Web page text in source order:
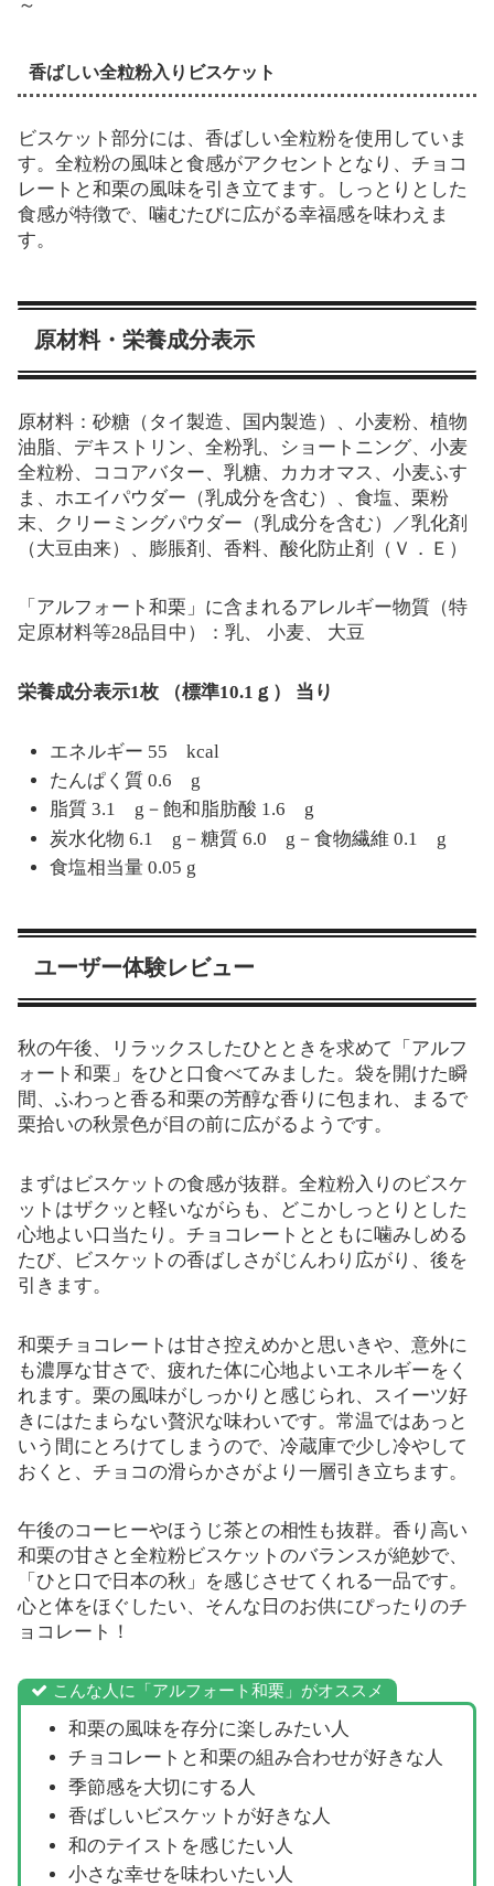
～
香ばしい全粒粉入りビスケット
ビスケット部分には、香ばしい全粒粉を使用していま
す。全粒粉の風味と食感がアクセントとなり、チョコ
レートと和栗の風味を引き立てます。しっとりとした
食感が特徴で、噛むたびに広がる幸福感を味わえま
す。
原材料・栄養成分表示
原材料：砂糖（タイ製造、国内製造）、小麦粉、植物
油脂、デキストリン、全粉乳、ショートニング、小麦
全粒粉、ココアバター、乳糖、カカオマス、小麦ふす
ま、ホエイパウダー（乳成分を含む）、食塩、栗粉
末、クリーミングパウダー（乳成分を含む）／乳化剤
（大豆由来）、膨脹剤、香料、酸化防止剤（Ｖ．Ｅ）
「アルフォート和栗」に含まれるアレルギー物質（特
定原材料等28品目中）：乳、 小麦、 大豆
栄養成分表示1枚 （標準10.1ｇ） 当り
エネルギー 55 kcal
たんぱく質 0.6 g
脂質 3.1 g－飽和脂肪酸 1.6 g
炭水化物 6.1 g－糖質 6.0 g－食物繊維 0.1 g
食塩相当量 0.05 g
ユーザー体験レビュー
秋の午後、リラックスしたひとときを求めて「アルフ
ォート和栗」をひと口食べてみました。袋を開けた瞬
間、ふわっと香る和栗の芳醇な香りに包まれ、まるで
栗拾いの秋景色が目の前に広がるようです。
まずはビスケットの食感が抜群。全粒粉入りのビスケ
ットはザクッと軽いながらも、どこかしっとりとした
心地よい口当たり。チョコレートとともに噛みしめる
たび、ビスケットの香ばしさがじんわり広がり、後を
引きます。
和栗チョコレートは甘さ控えめかと思いきや、意外に
も濃厚な甘さで、疲れた体に心地よいエネルギーをく
れます。栗の風味がしっかりと感じられ、スイーツ好
きにはたまらない贅沢な味わいです。常温ではあっと
いう間にとろけてしまうので、冷蔵庫で少し冷やして
おくと、チョコの滑らかさがより一層引き立ちます。
午後のコーヒーやほうじ茶との相性も抜群。香り高い
和栗の甘さと全粒粉ビスケットのバランスが絶妙で、
「ひと口で日本の秋」を感じさせてくれる一品です。
心と体をほぐしたい、そんな日のお供にぴったりのチ
ョコレート！
こんな人に「アルフォート和栗」がオススメ
和栗の風味を存分に楽しみたい人
チョコレートと和栗の組み合わせが好きな人
季節感を大切にする人
香ばしいビスケットが好きな人
和のテイストを感じたい人
小さな幸せを味わいたい人